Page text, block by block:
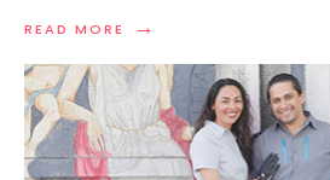
READ MORE →